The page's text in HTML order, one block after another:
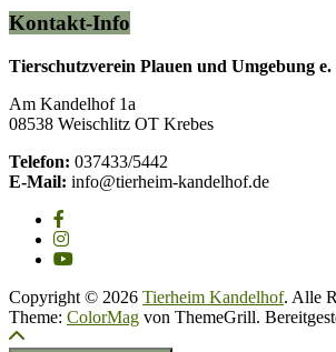
Kontakt-Info
Tierschutzverein Plauen und Umgebung e.
Am Kandelhof 1a
08538 Weischlitz OT Krebes
Telefon: 037433/5442
E-Mail: info@tierheim-kandelhof.de
Copyright © 2026 Tierheim Kandelhof. Alle
Theme: ColorMag von ThemeGrill.